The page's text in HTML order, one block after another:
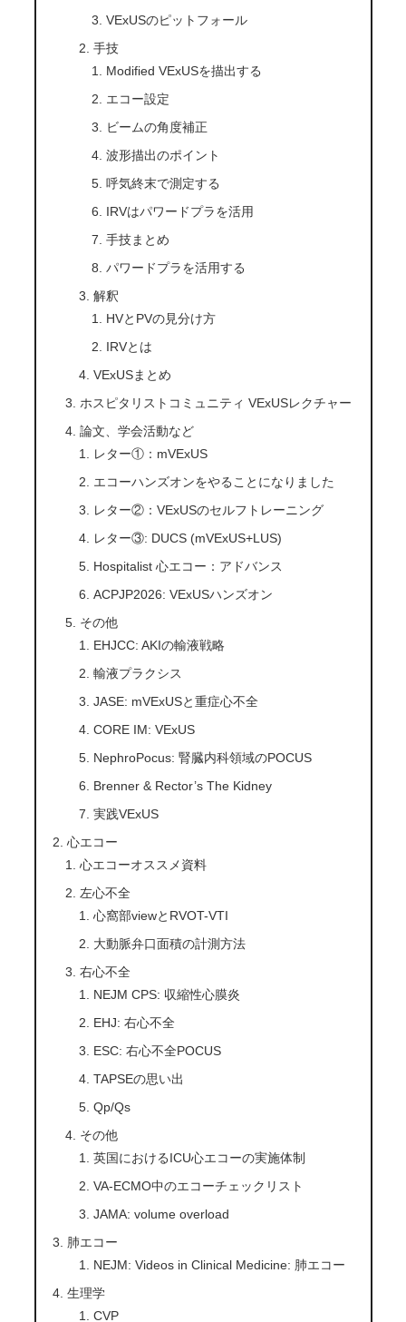
VExUSのピットフォール
手技
Modified VExUSを描出する
エコー設定
ビームの角度補正
波形描出のポイント
呼気終末で測定する
IRVはパワードプラを活用
手技まとめ
パワードプラを活用する
解釈
HVとPVの見分け方
IRVとは
VExUSまとめ
ホスピタリストコミュニティ VExUSレクチャー
論文、学会活動など
レター①：mVExUS
エコーハンズオンをやることになりました
レター②：VExUSのセルフトレーニング
レター③: DUCS (mVExUS+LUS)
Hospitalist 心エコー：アドバンス
ACPJP2026: VExUSハンズオン
その他
EHJCC: AKIの輸液戦略
輸液プラクシス
JASE: mVExUSと重症心不全
CORE IM: VExUS
NephroPocus: 腎臓内科領域のPOCUS
Brenner & Rector’s The Kidney
実践VExUS
心エコー
心エコーオススメ資料
左心不全
心窩部viewとRVOT-VTI
大動脈弁口面積の計測方法
右心不全
NEJM CPS: 収縮性心膜炎
EHJ: 右心不全
ESC: 右心不全POCUS
TAPSEの思い出
Qp/Qs
その他
英国におけるICU心エコーの実施体制
VA-ECMO中のエコーチェックリスト
JAMA: volume overload
肺エコー
NEJM: Videos in Clinical Medicine: 肺エコー
生理学
CVP